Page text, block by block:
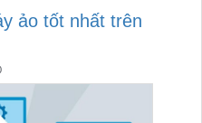
ảo tốt nhất trên